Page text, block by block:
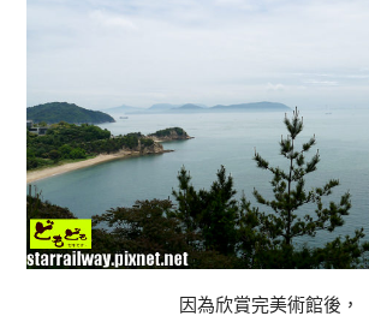
因為欣賞完美術館後，